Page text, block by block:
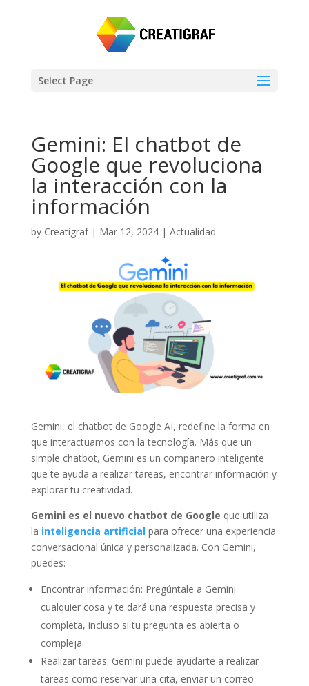
Select Page
Gemini: El chatbot de
Google que revoluciona
la interacción con la
información
by Creatigraf| Mar 12, 2024| Actualidad
Gemini, el chatbot de Google AI, redefine la forma en
que interactuamos con la tecnología. Más que un
simple chatbot, Gemini es un compañero inteligente
que te ayuda a realizar tareas, encontrar información y
explorar tu creatividad.
Gemini es el nuevo chatbot de Google que utiliza
la inteligencia artificialpara ofrecer una experiencia
conversacional única y personalizada. Con Gemini,
puedes:
Encontrar información: Pregúntale a Gemini
cualquier cosa y te dará una respuesta precisa y
completa, incluso si tu pregunta es abierta o
compleja.
Realizar tareas: Gemini puede ayudarte a realizar
tareas como reservar una cita, enviar un correo